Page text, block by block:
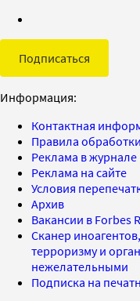
Подписаться
Информация:
Контактная
Правила обработки
Реклама в журнале
Реклама на сайте
Условия
Архив
Вакансии в Forbes
Сканер
терроризму и
нежелательными
Подписка на